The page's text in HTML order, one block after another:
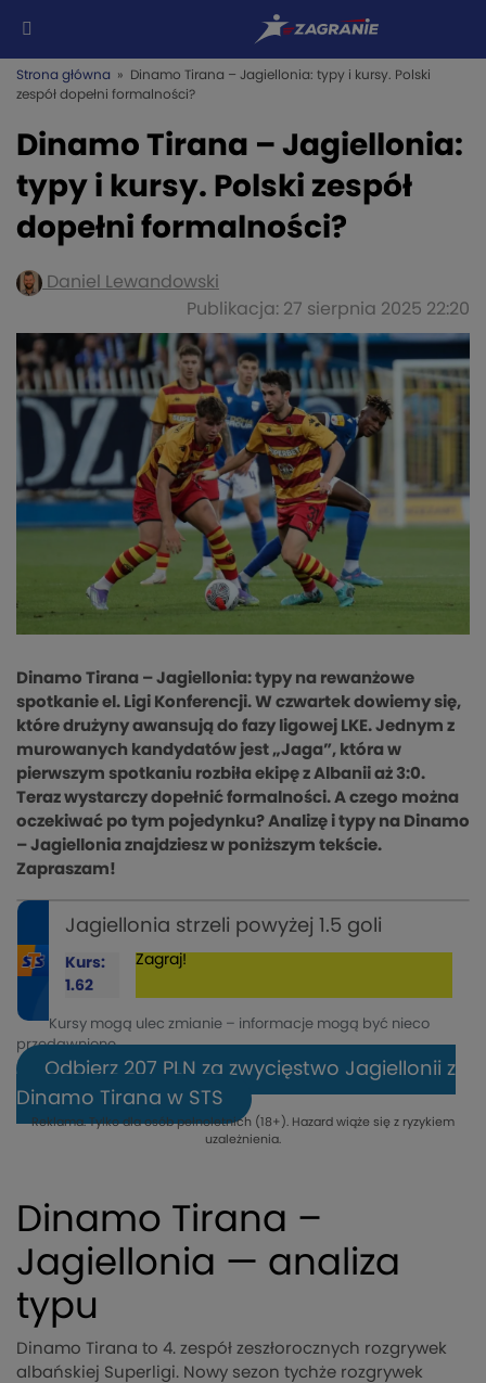
Strona główna » Dinamo Tirana – Jagiellonia: typy i kursy. Polski
zespół dopełni formalności?
Dinamo Tirana – Jagiellonia:
typy i kursy. Polski zespół
dopełni formalności?
Daniel Lewandowski
Publikacja: 27 sierpnia 2025 22:20
Dinamo Tirana – Jagiellonia: typy na rewanżowe
spotkanie el. Ligi Konferencji. W czwartek dowiemy się,
które drużyny awansują do fazy ligowej LKE. Jednym z
murowanych kandydatów jest „Jaga”, która w
pierwszym spotkaniu rozbiła ekipę z Albanii aż 3:0.
Teraz wystarczy dopełnić formalności. A czego można
oczekiwać po tym pojedynku? Analizę i typy na Dinamo
– Jagiellonia znajdziesz w poniższym tekście.
Zapraszam!
Jagiellonia strzeli powyżej 1.5 goli
Kurs:
1.62
Zagraj!
Kursy mogą ulec zmianie – informacje mogą być nieco
przedawnione.
Odbierz 207 PLN za zwycięstwo Jagiellonii z
Dinamo Tirana w STS
Reklama. Tylko dla osób pełnoletnich (18+). Hazard wiąże się z ryzykiem
uzależnienia.
Dinamo Tirana –
Jagiellonia — analiza
typu
Dinamo Tirana to 4. zespół zeszłorocznych rozgrywek
albańskiej Superligi. Nowy sezon tychże rozgrywek